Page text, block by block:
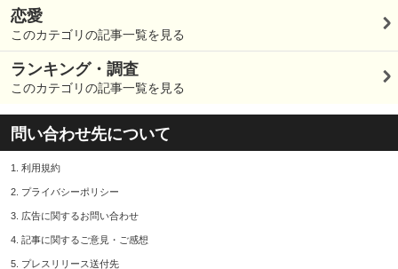
恋愛
このカテゴリの記事一覧を見る
ランキング・調査
このカテゴリの記事一覧を見る
問い合わせ先について
1. 利用規約
2. プライバシーポリシー
3. 広告に関するお問い合わせ
4. 記事に関するご意見・ご感想
5. プレスリリース送付先